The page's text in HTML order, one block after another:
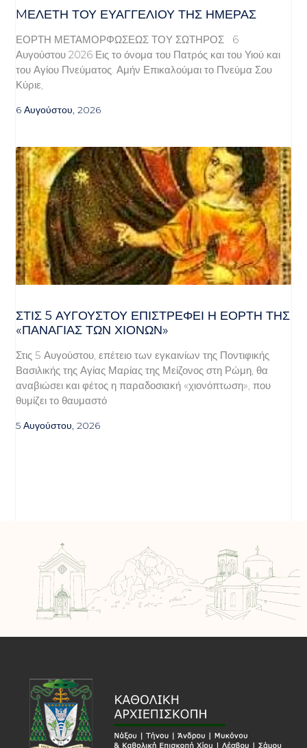
MΕΛΈΤΗ ΤΟΥ ΕΥΑΓΓΕΛΊΟΥ ΤΗΣ ΗΜΈΡΑΣ
ΕΟΡΤΗ ΜΕΤΑΜΟΡΦΩΣΕΩΣ ΤΟΥ ΣΩΤΗΡΟΣ 6
Αυγούστου 2026 Εις το όνομα του Πατρός και του Υιού και
του Αγίου Πνεύματος. Αμήν Επικαλούμαι το Πνεύμα Σου
Κύριε,
6 Αυγούστου, 2026
ΣΤΙΣ 5 ΑΥΓΟΎΣΤΟΥ ΕΠΙΣΤΡΈΦΕΙ Η ΕΟΡΤΉ ΤΗΣ
«ΠΑΝΑΓΊΑΣ ΤΩΝ ΧΙΌΝΩΝ»
Στις 5 Αυγούστου, επέτειο των εγκαινίων της Ποντιφικής
Βασιλικής της Αγίας Μαρίας της Μείζονος στη Ρώμη, θα
αναβιώσει και φέτος η παραδοσιακή «χιονόπτωση», που
θυμίζει το θαυμαστό
5 Αυγούστου, 2026